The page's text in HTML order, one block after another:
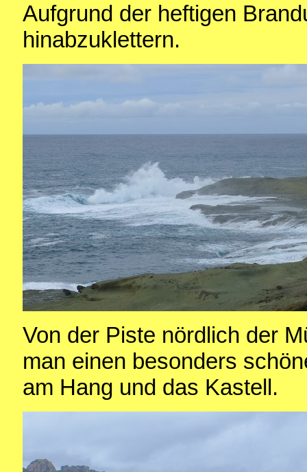
Aufgrund der heftigen
hinabzuklettern.
Von der Piste nördlich der
man einen besonders
am Hang und das Kastell.